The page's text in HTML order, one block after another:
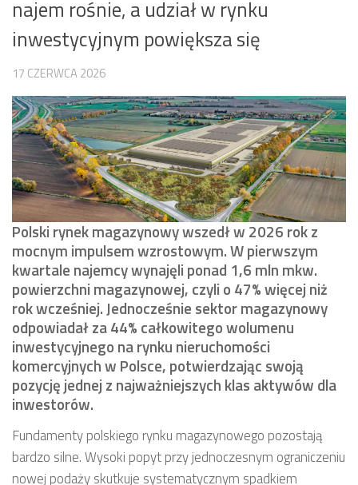
najem rośnie, a udział w rynku
inwestycyjnym powiększa się
17 CZERWCA 2026
Polski rynek magazynowy wszedł w 2026 rok z
mocnym impulsem wzrostowym. W pierwszym
kwartale najemcy wynajęli ponad 1,6 mln mkw.
powierzchni magazynowej, czyli o 47% więcej niż
rok wcześniej. Jednocześnie sektor magazynowy
odpowiadał za 44% całkowitego wolumenu
inwestycyjnego na rynku nieruchomości
komercyjnych w Polsce, potwierdzając swoją
pozycję jednej z najważniejszych klas aktywów dla
inwestorów.
Fundamenty polskiego rynku magazynowego pozostają
bardzo silne. Wysoki popyt przy jednoczesnym ograniczeniu
nowej podaży skutkuje systematycznym spadkiem